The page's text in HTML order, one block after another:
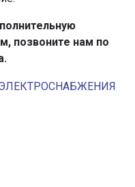
позвоните нам по